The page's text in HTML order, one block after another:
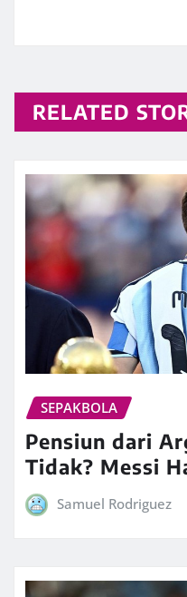
RELATED
SEPAKBOLA
Pensiun dari
Tidak? Messi
Samuel Rodriguez